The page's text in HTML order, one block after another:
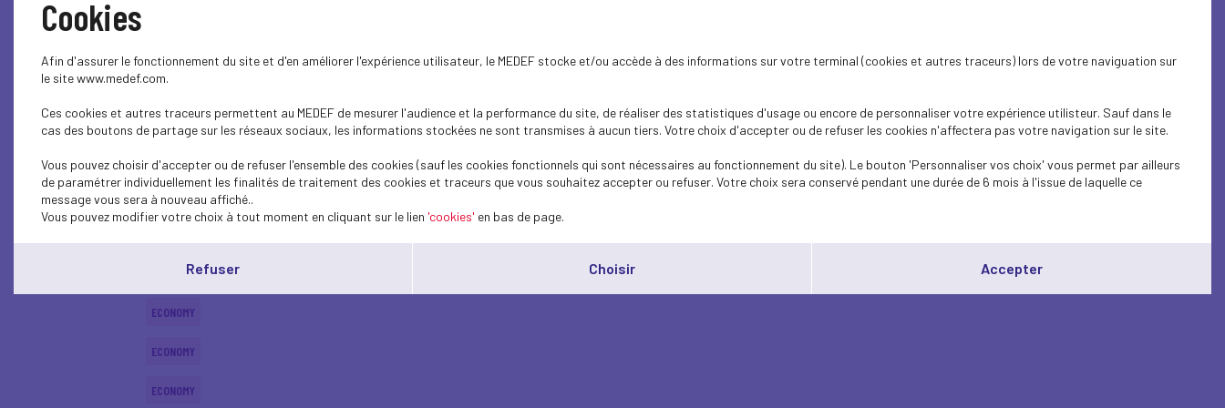
ECONOMY
ECONOMY
ECONOMY
ECONOMY
ECONOMY
ECONOMY
ECONOMY
Cookies
Afin d'assurer le fonctionnement du site et d'en améliorer l'expérience utilisateur, le MEDEF stocke et/ou accède à des informations sur votre terminal (cookies et autres traceurs) lors de votre naviguation sur
le site www.medef.com.
Ces cookies et autres traceurs permettent au MEDEF de mesurer l'audience et la performance du site, de réaliser des statistiques d'usage ou encore de personnaliser votre expérience utilisteur. Sauf dans le
cas des boutons de partage sur les réseaux sociaux, les informations stockées ne sont transmises à aucun tiers. Votre choix d'accepter ou de refuser les cookies n'affectera pas votre navigation sur le site.
Vous pouvez choisir d'accepter ou de refuser l'ensemble des cookies (sauf les cookies fonctionnels qui sont nécessaires au fonctionnement du site). Le bouton 'Personnaliser vos choix' vous permet par ailleurs
de paramétrer individuellement les finalités de traitement des cookies et traceurs que vous souhaitez accepter ou refuser. Votre choix sera conservé pendant une durée de 6 mois à l'issue de laquelle ce
message vous sera à nouveau affiché..
Vous pouvez modifier votre choix à tout moment en cliquant sur le lien 'cookies' en bas de page.
Refuser Choisir Accepter